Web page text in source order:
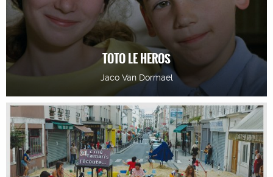
TOTO LE HEROS
Jaco Van Dormael